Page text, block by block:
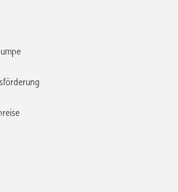
Dehnpatch.
sind ein wichtiger Bestandteil der
für die Informations- und Datentechnik.
ein vielschichtiges Thema, zu
einen wichtigen Teil
oder Datenverteiler für Datenraten bis